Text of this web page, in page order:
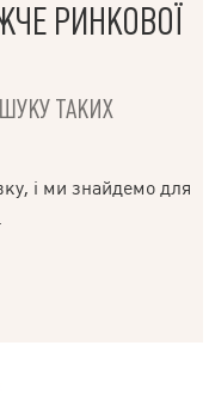
РИНКОВОЇ
ТАКИХ
і ми знайдемо для